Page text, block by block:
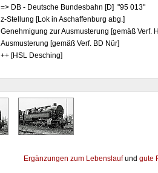
=> DB - Deutsche Bundesbahn [D] "95 013"
z-Stellung [Lok in Aschaffenburg abg.]
Genehmigung zur Ausmusterung [gemäß Verf.
Ausmusterung [gemäß Verf. BD Nür]
++ [HSL Desching]
Ergänzungen zum Lebenslaufund gute